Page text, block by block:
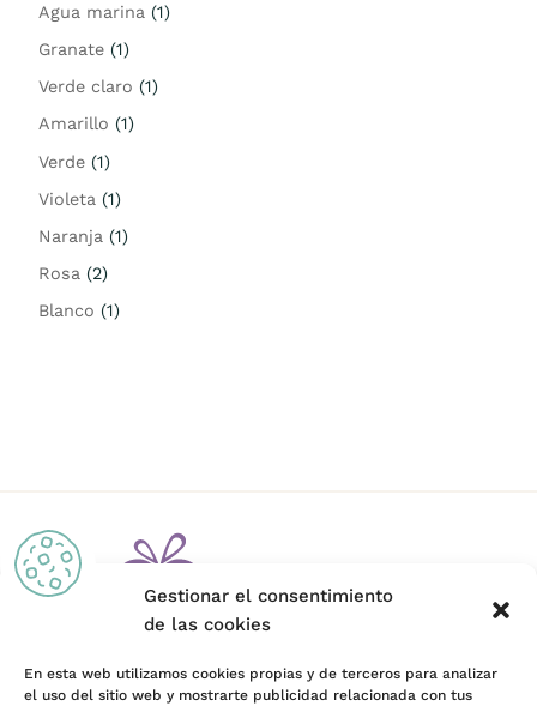
Gestionar el consentimiento
de las cookies
En esta web utilizamos cookies propias y de terceros para analizar
el uso del sitio web y mostrarte publicidad relacionada con tus
Agua marina (1)
Granate (1)
Verde claro (1)
Amarillo (1)
Verde (1)
Violeta (1)
Naranja (1)
Rosa (2)
Blanco (1)